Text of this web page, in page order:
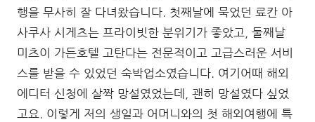
행을 무사히 잘 다녀왔습니다. 첫째날에 묵었던 료칸 아
사쿠사 시게츠는 프라이빗한 분위기가 좋았고, 둘째날
미츠이 가든호텔 고탄다는 전문적이고 고급스러운 서비
스를 받을 수 있었던 숙박업소였습니다. 여기어때 해외
에디터 신청에 살짝 망설였었는데, 괜히 망설였다 싶었
고요. 이렇게 저의 생일과 어머니와의 첫 해외여행에 특